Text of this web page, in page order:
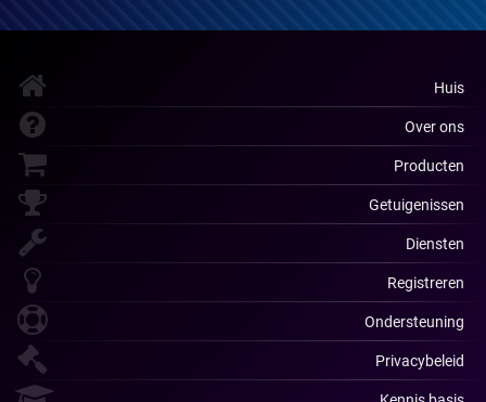
Huis
Over ons
Producten
Getuigenissen
Diensten
Registreren
Ondersteuning
Privacybeleid